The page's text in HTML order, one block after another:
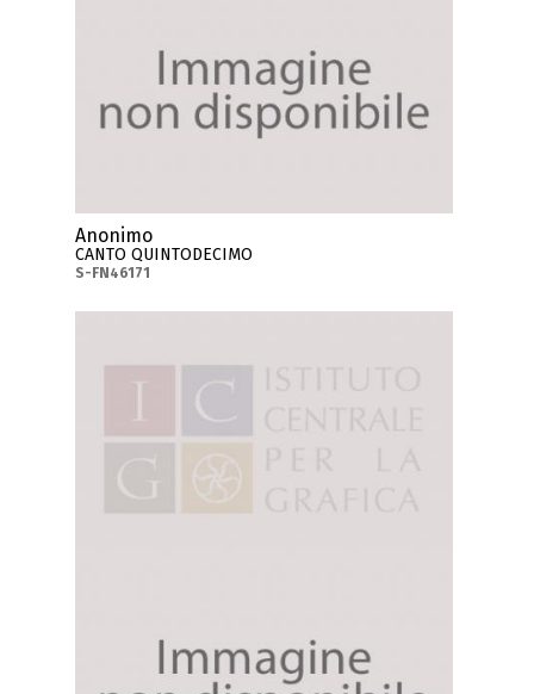
Anonimo
CANTO QUINTODECIMO
S-FN46171